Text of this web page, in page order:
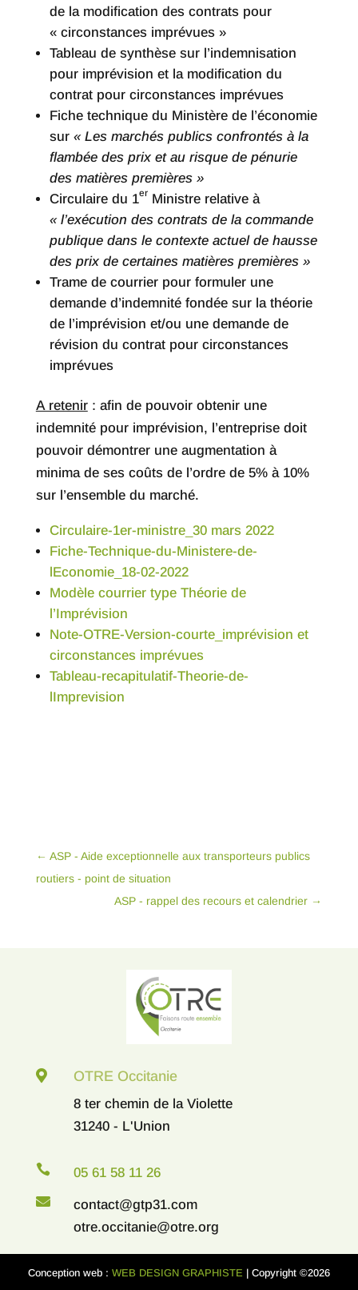
de la modification des contrats pour
« circonstances imprévues »
Tableau de synthèse sur l’indemnisation
pour imprévision et la modification du
contrat pour circonstances imprévues
Fiche technique du Ministère de l’économie
sur « Les marchés publics confrontés à la
flambée des prix et au risque de pénurie
des matières premières »
Circulaire du 1er Ministre relative à
« l’exécution des contrats de la commande
publique dans le contexte actuel de hausse
des prix de certaines matières premières »
Trame de courrier pour formuler une
demande d’indemnité fondée sur la théorie
de l’imprévision et/ou une demande de
révision du contrat pour circonstances
imprévues
A retenir: afin de pouvoir obtenir une
indemnité pour imprévision, l’entreprise doit
pouvoir démontrer une augmentation à
minima de ses coûts de l’ordre de 5% à 10%
sur l’ensemble du marché.
Circulaire-1er-ministre_30 mars 2022
Fiche-Technique-du-Ministere-de-
lEconomie_18-02-2022
Modèle courrier type Théorie de
l’Imprévision
Note-OTRE-Version-courte_imprévision et
circonstances imprévues
Tableau-recapitulatif-Theorie-de-
lImprevision
← ASP - Aide exceptionnelle aux transporteurs publics
routiers - point de situation
ASP - rappel des recours et calendrier →
 OTRE Occitanie
8 ter chemin de la Violette
31240 - L'Union
 05 61 58 11 26

contact@gtp31.com
otre.occitanie@otre.org
Conception web : WEB DESIGN GRAPHISTE | Copyright ©2026